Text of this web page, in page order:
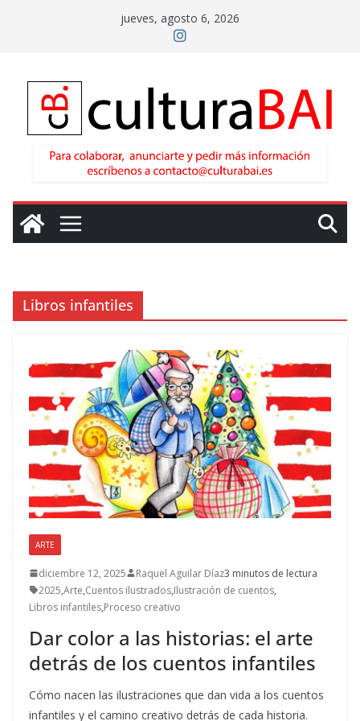
jueves, agosto 6, 2026
Libros infantiles
ARTE
diciembre 12, 2025 Raquel Aguilar Díaz3 minutos de lectura
2025,Arte,Cuentos ilustrados,Ilustración de cuentos,
Libros infantiles,Proceso creativo
Dar color a las historias: el arte
detrás de los cuentos infantiles
Cómo nacen las ilustraciones que dan vida a los cuentos
infantiles y el camino creativo detrás de cada historia.